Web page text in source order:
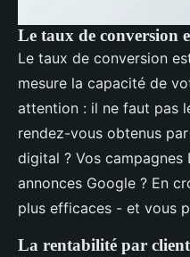
Le taux de conversion
Le taux de conversion
mesure la capacité de
attention : il ne faut pas
rendez-vous obtenus
digital ? Vos
annonces Google ? En
plus efficaces - et vous
La rentabilité par